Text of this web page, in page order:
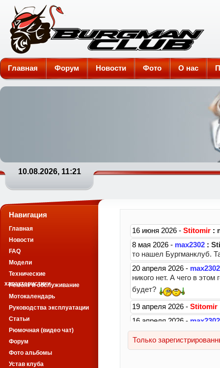
Burgman-Club
Главная Форум Новости Фото О нас
10.08.2026, 11:21
Навигация
Главная
Новости
FAQ
Модели
Технические
характеристики
Ремонт и обслуживание
Мотокалендарь
Руководства эксплуатации
Статьи
Рюмочная (видео чат)
Форум
Фото альбомы
Устав клуба